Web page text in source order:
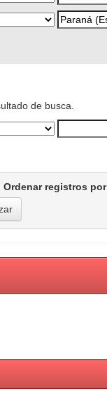
de busca.
Ordenar registros por